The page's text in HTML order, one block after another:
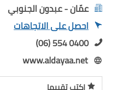
عمّان - عبدون الجنوبي
احصل على الاتجاهات
(06) 554 0400
www.aldayaa.net